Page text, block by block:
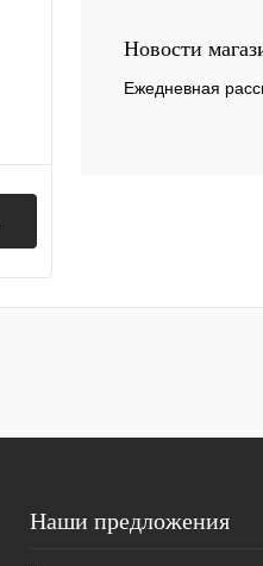
Купить в 1 клик
Новости
Ежедневная
Наши предложения